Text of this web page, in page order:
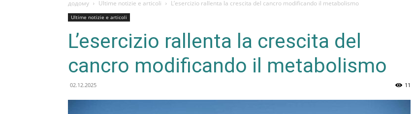
додому Ultime notizie e articoli L’esercizio rallenta la crescita del cancro modificando il metabolismo
Ultime notizie e articoli
L’esercizio rallenta la crescita del
cancro modificando il metabolismo
02.12.2025 11